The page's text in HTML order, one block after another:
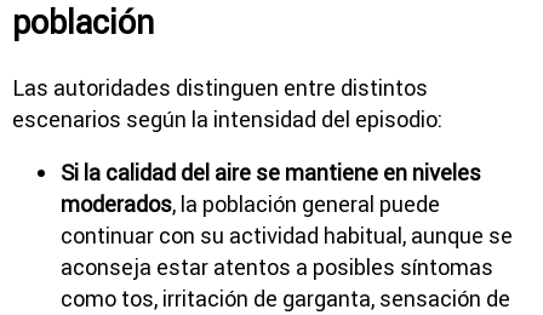
población
Las autoridades distinguen entre distintos
escenarios según la intensidad del episodio:
Si la calidad del aire se mantiene en niveles
moderados, la población general puede
continuar con su actividad habitual, aunque se
aconseja estar atentos a posibles síntomas
como tos, irritación de garganta, sensación de